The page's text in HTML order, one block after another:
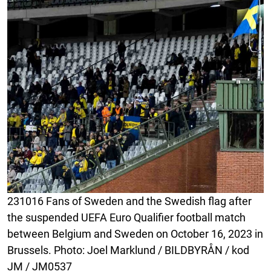
231016 Fans of Sweden and the Swedish flag after
the suspended UEFA Euro Qualifier football match
between Belgium and Sweden on October 16, 2023 in
Brussels. Photo: Joel Marklund / BILDBYRÅN / kod
JM / JM0537